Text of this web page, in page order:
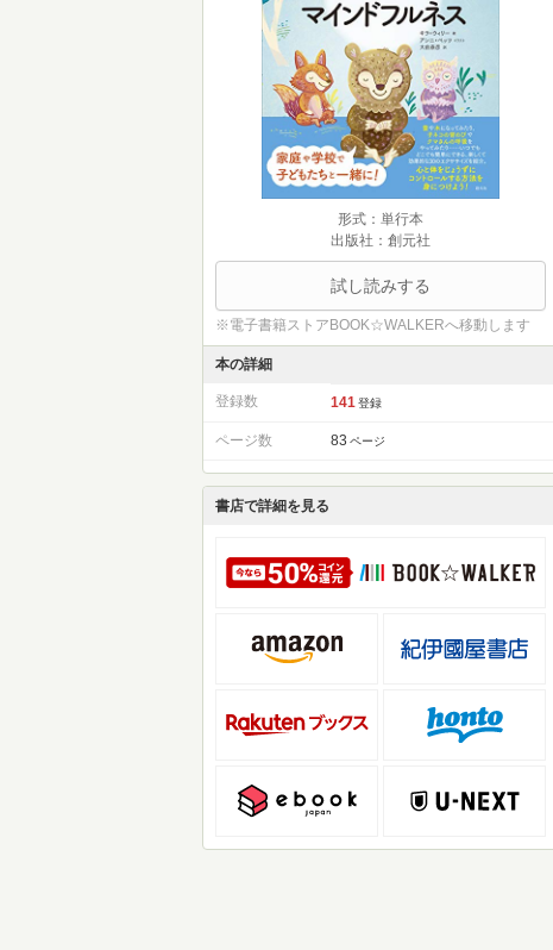
形式：単行本
出版社：創元社
試し読みする
※電子書籍ストアBOOK☆WALKERへ移動します
本の詳細
登録数 141 登録
ページ数 83 ページ
書店で詳細を見る